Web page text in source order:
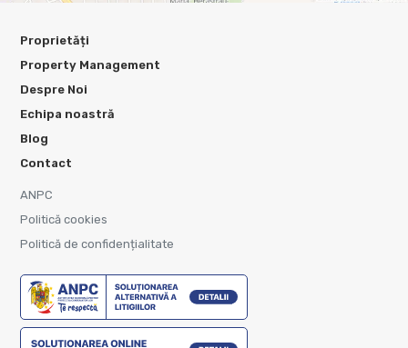
Proprietăți
Property Management
Despre Noi
Echipa noastră
Blog
Contact
ANPC
Politică cookies
Politică de confidențialitate